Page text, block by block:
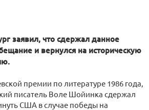
заявил, что сдержал данное
и вернулся на историческую
премии по литературе 1986 года,
писатель Воле Шойинка сдержал
США в случае победы на